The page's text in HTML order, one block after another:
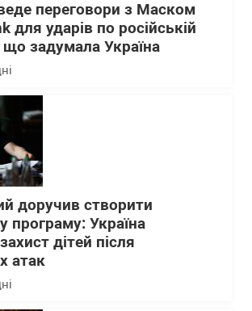
переговори з Маском
для ударів по російській
що задумала Україна
доручив створити
програму: Україна
дітей після
атак